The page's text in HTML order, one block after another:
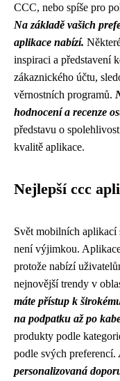
CCC, nebo spíše pro
Na základě vašich
aplikace nabízí.
inspiraci a představení
zákaznického účtu,
věrnostních programů.
hodnocení a recenze
představu o
kvalitě aplikace.
Nejlepší ccc
Svět mobilních aplikací
není výjimkou.
protože nabízí
nejnovější trendy v
máte přístup k
na podpatku až po
produkty podle
podle svých preferencí.
personalizovaná